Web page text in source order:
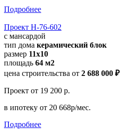
Подробнее
Проект Н-76-602
с мансардой
тип дома керамический блок
размер 11х10
площадь 64 м2
цена строительства от 2 688 000 ₽
Проект от 19 200 р.
в ипотеку от 20 668р/мес.
Подробнее